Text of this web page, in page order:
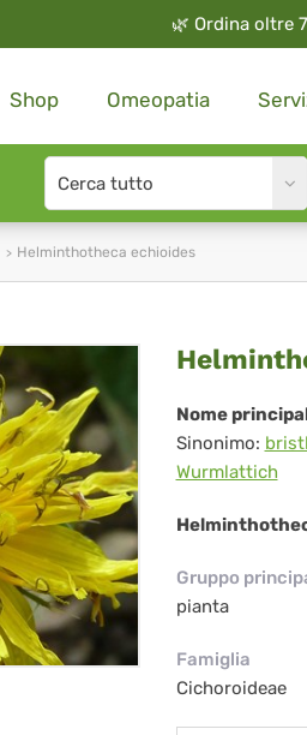
🌿 Ordina oltre
Shop Omeopatia
Search
type
Helminthotheca echioides
Nome
Sinonimo:
Wurmlattich
Gruppo
pianta
Famiglia
Cichoroideae